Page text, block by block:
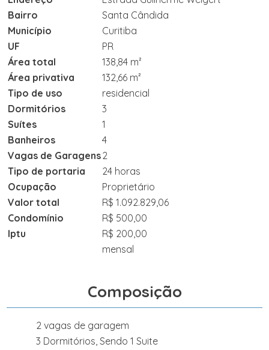
Bairro
Santa Cândida
Município
Curitiba
UF
PR
Área total
138,84 m²
Área privativa
132,66 m²
Tipo de uso
residencial
Dormitórios
3
Suítes
1
Banheiros
4
Vagas de Garagens2
Tipo de portaria
24 horas
Ocupação
Proprietário
Valor total
R$ 1.092.829,06
Condomínio
R$ 500,00
Iptu
R$ 200,00
mensal
Composição
2 vagas de garagem
3 Dormitórios, Sendo 1 Suite